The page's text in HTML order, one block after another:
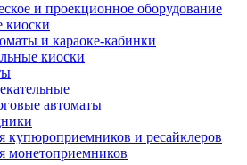
и проекционное оборудование
и караоке-кабинки
киоски
автоматы
купюроприемников и ресайклеров
монетоприемников